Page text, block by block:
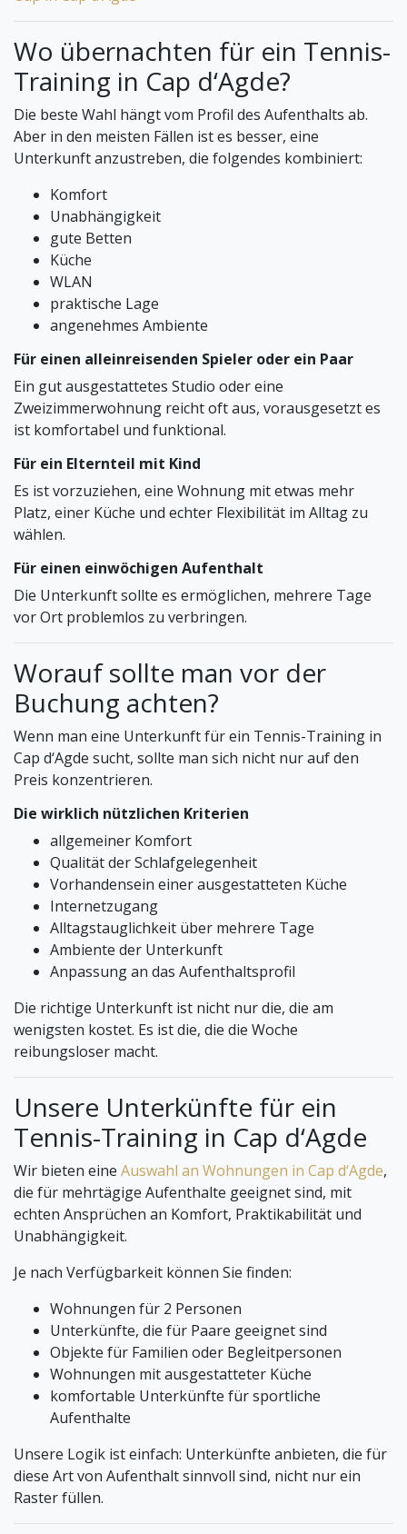
Wo übernachten für ein Tennis-
Training in Cap d‘Agde?
Die beste Wahl hängt vom Profil des Aufenthalts ab.
Aber in den meisten Fällen ist es besser, eine
Unterkunft anzustreben, die folgendes kombiniert:
Komfort
Unabhängigkeit
gute Betten
Küche
WLAN
praktische Lage
angenehmes Ambiente
Für einen alleinreisenden Spieler oder ein Paar
Ein gut ausgestattetes Studio oder eine
Zweizimmerwohnung reicht oft aus, vorausgesetzt es
ist komfortabel und funktional.
Für ein Elternteil mit Kind
Es ist vorzuziehen, eine Wohnung mit etwas mehr
Platz, einer Küche und echter Flexibilität im Alltag zu
wählen.
Für einen einwöchigen Aufenthalt
Die Unterkunft sollte es ermöglichen, mehrere Tage
vor Ort problemlos zu verbringen.
Worauf sollte man vor der
Buchung achten?
Wenn man eine Unterkunft für ein Tennis-Training in
Cap d‘Agde sucht, sollte man sich nicht nur auf den
Preis konzentrieren.
Die wirklich nützlichen Kriterien
allgemeiner Komfort
Qualität der Schlafgelegenheit
Vorhandensein einer ausgestatteten Küche
Internetzugang
Alltagstauglichkeit über mehrere Tage
Ambiente der Unterkunft
Anpassung an das Aufenthaltsprofil
Die richtige Unterkunft ist nicht nur die, die am
wenigsten kostet. Es ist die, die die Woche
reibungsloser macht.
Unsere Unterkünfte für ein
Tennis-Training in Cap d‘Agde
Wir bieten eine Auswahl an Wohnungen in Cap d‘Agde,
die für mehrtägige Aufenthalte geeignet sind, mit
echten Ansprüchen an Komfort, Praktikabilität und
Unabhängigkeit.
Je nach Verfügbarkeit können Sie finden:
Wohnungen für 2 Personen
Unterkünfte, die für Paare geeignet sind
Objekte für Familien oder Begleitpersonen
Wohnungen mit ausgestatteter Küche
komfortable Unterkünfte für sportliche
Aufenthalte
Unsere Logik ist einfach: Unterkünfte anbieten, die für
diese Art von Aufenthalt sinnvoll sind, nicht nur ein
Raster füllen.